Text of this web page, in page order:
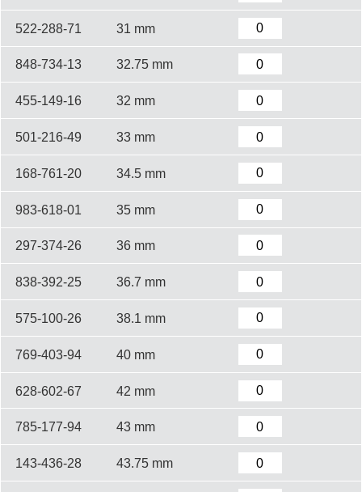
522-288-71 31 mm
848-734-13 32.75 mm
455-149-16 32 mm
501-216-49 33 mm
168-761-20 34.5 mm
983-618-01 35 mm
297-374-26 36 mm
838-392-25 36.7 mm
575-100-26 38.1 mm
769-403-94 40 mm
628-602-67 42 mm
785-177-94 43 mm
143-436-28 43.75 mm